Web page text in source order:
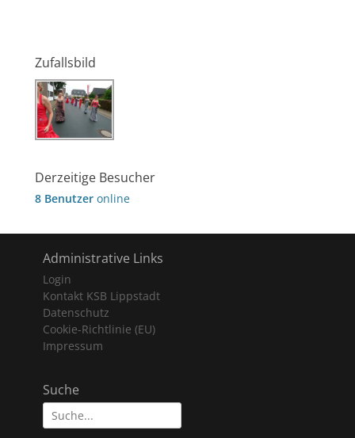
Zufallsbild
Derzeitige Besucher
8 Benutzer online
Administrative Links
Login
Kontakt KSB Lippstadt
Datenschutz
Cookie-Richtlinie (EU)
Impressum
Suche
Suche
nach: